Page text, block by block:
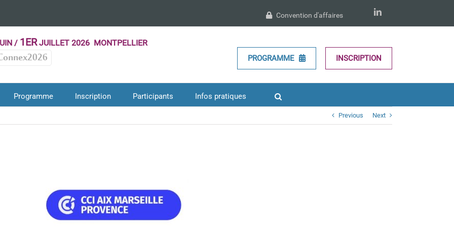
LinkedIn
Convention d'affaires
/ 1ERJUILLET 2026 MONTPELLIER
PROGRAMME INSCRIPTION
Programme Inscription Participants Infos pratiques
Previous Next